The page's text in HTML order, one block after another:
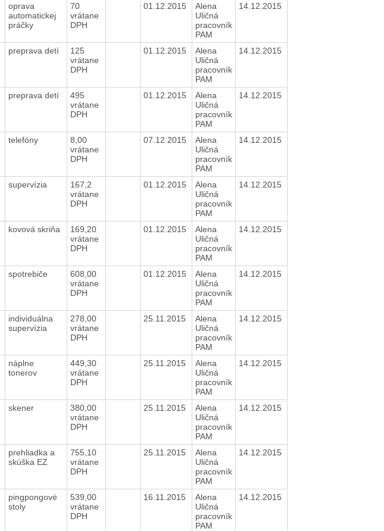
oprava
automatickej
práčky
70
vrátane
DPH
01.12.2015
Alena
Uličná
pracovník
PAM
14.12.2015
preprava detí
125
vrátane
DPH
01.12.2015
Alena
Uličná
pracovník
PAM
14.12.2015
preprava detí
495
vrátane
DPH
01.12.2015
Alena
Uličná
pracovník
PAM
14.12.2015
telefóny
8,00
vrátane
DPH
07.12.2015
Alena
Uličná
pracovník
PAM
14.12.2015
supervízia
167,2
vrátane
DPH
01.12.2015
Alena
Uličná
pracovník
PAM
14.12.2015
kovová skriňa
169,20
vrátane
DPH
01.12.2015
Alena
Uličná
pracovník
PAM
14.12.2015
spotrebiče
608,00
vrátane
DPH
01.12.2015
Alena
Uličná
pracovník
PAM
14.12.2015
individuálna
supervízia
278,00
vrátane
DPH
25.11.2015
Alena
Uličná
pracovník
PAM
14.12.2015
náplne
tonerov
449,30
vrátane
DPH
25.11.2015
Alena
Uličná
pracovník
PAM
14.12.2015
skener
380,00
vrátane
DPH
25.11.2015
Alena
Uličná
pracovník
PAM
14.12.2015
prehliadka a
skúška EZ
755,10
vrátane
DPH
25.11.2015
Alena
Uličná
pracovník
PAM
14.12.2015
pingpongové
stoly
539,00
vrátane
DPH
16.11.2015
Alena
Uličná
pracovník
PAM
14.12.2015